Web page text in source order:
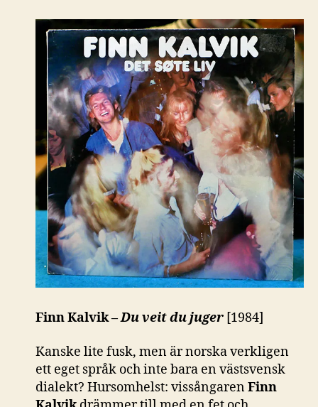
Finn Kalvik –Du veit du juger [1984]
Kanske lite fusk, men är norska verkligen
ett eget språk och inte bara en västsvensk
dialekt? Hursomhelst: vissångarenFinn